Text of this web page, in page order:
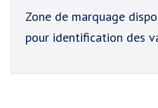
Zone de marquage
pour identification des